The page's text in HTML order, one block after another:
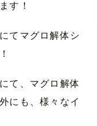
す！
てマグロ解体シ
て、マグロ解体
にも、様々なイ